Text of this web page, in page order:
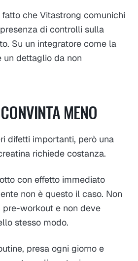
che Vitastrong comunichi
di controlli sulla
Su un integratore come la
un dettaglio da non
MENO
difetti importanti, però una
richiede costanza.
con effetto immediato
non è questo il caso. Non
pre-workout e non deve
stesso modo.
presa ogni giorno e